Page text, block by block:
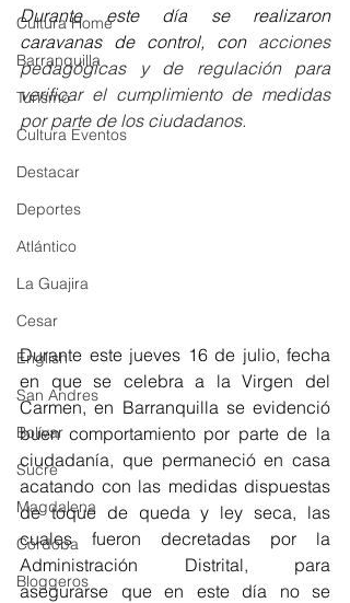
Cultura Home
Barranquilla
Turismo
Cultura Eventos
Destacar
Deportes
Atlántico
La Guajira
Cesar
English
San Andres
Bolívar
Sucre
Magdalena
Córdoba
Bloggeros
Durante este día se realizaron
caravanas de control, con acciones
pedagógicas y de regulación para
verificar el cumplimiento de medidas
por parte de los ciudadanos.
Durante este jueves 16 de julio, fecha
en que se celebra a la Virgen del
Carmen, en Barranquilla se evidenció
buen comportamiento por parte de la
ciudadanía, que permaneció en casa
acatando con las medidas dispuestas
de toque de queda y ley seca, las
cuales fueron decretadas por la
Administración Distrital, para
asegurarse que en este día no se